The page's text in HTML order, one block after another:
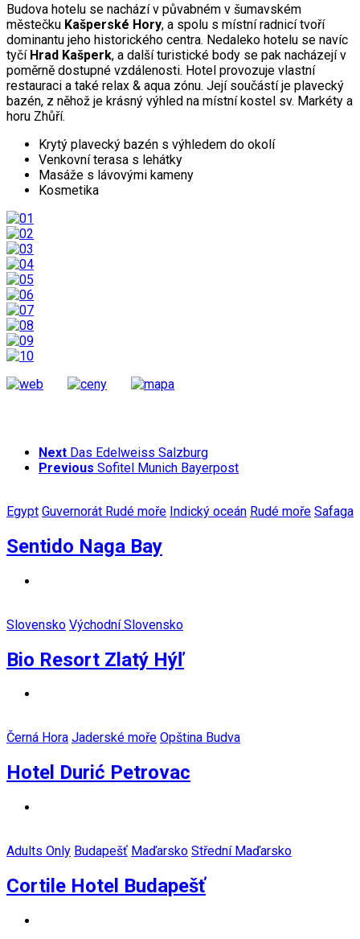
Budova hotelu se nachází v půvabném v šumavském
městečku Kašperské Hory, a spolu s místní radnicí tvoří
dominantu jeho historického centra. Nedaleko hotelu se navíc
tyčí Hrad Kašperk, a další turistické body se pak nacházejí v
poměrně dostupné vzdálenosti. Hotel provozuje vlastní
restauraci a také relax & aqua zónu. Její součástí je plavecký
bazén, z něhož je krásný výhled na místní kostel sv. Markéty a
horu Zhůří.
Krytý plavecký bazén s výhledem do okolí
Venkovní terasa s lehátky
Masáže s lávovými kameny
Kosmetika
Next Das Edelweiss Salzburg
Previous Sofitel Munich Bayerpost
Egypt Guvernorát Rudé moře Indický oceán Rudé moře Safaga
Sentido Naga Bay
Slovensko Východní Slovensko
Bio Resort Zlatý Hýľ
Černá Hora Jaderské moře Opština Budva
Hotel Durić Petrovac
Adults Only Budapešť Maďarsko Střední Maďarsko
Cortile Hotel Budapešť